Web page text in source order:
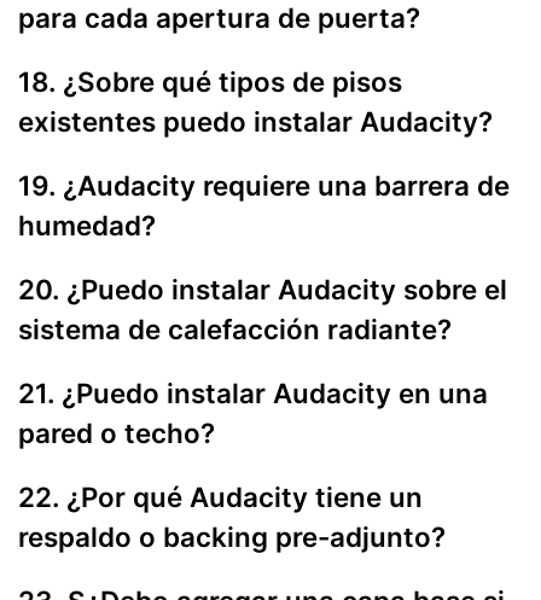
para cada apertura de puerta?
18. ¿Sobre qué tipos de pisos
existentes puedo instalar Audacity?
19. ¿Audacity requiere una barrera de
humedad?
20. ¿Puedo instalar Audacity sobre el
sistema de calefacción radiante?
21. ¿Puedo instalar Audacity en una
pared o techo?
22. ¿Por qué Audacity tiene un
respaldo o backing pre-adjunto?